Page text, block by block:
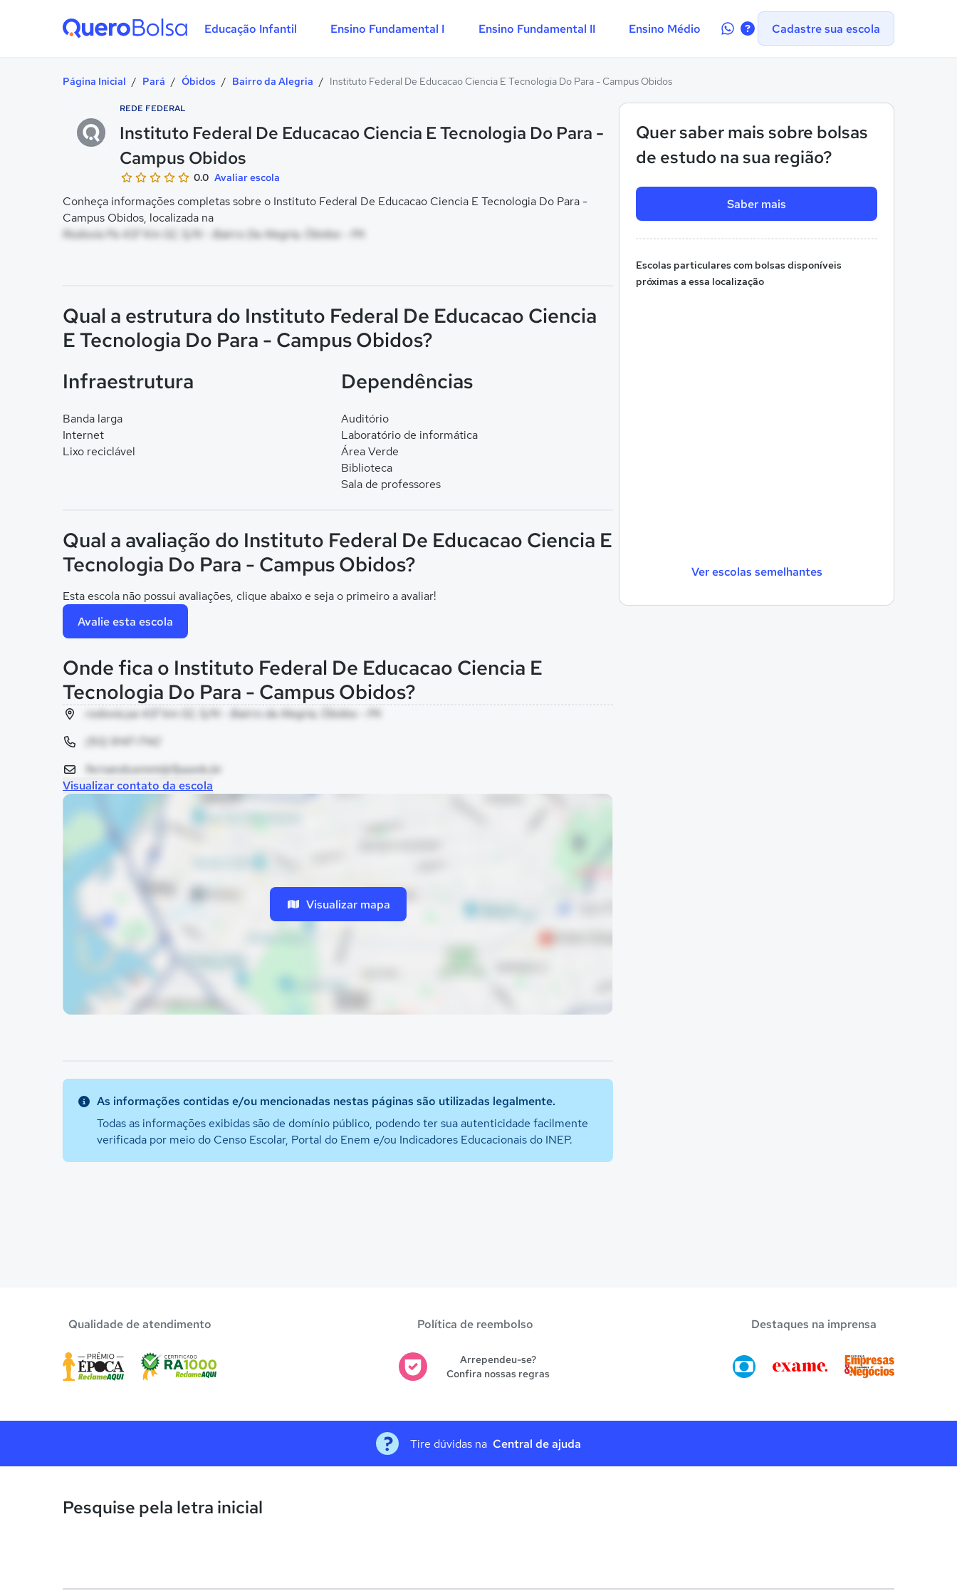
Educação Infantil Ensino Fundamental I Ensino Fundamental II Ensino Médio
Contate-Cadastre sua escola
Página Inicial / Pará / Óbidos / Bairro da Alegria / Instituto Federal De Educacao Ciencia E Tecnologia Do Para - Campus Obidos
REDE FEDERAL
Instituto Federal De Educacao Ciencia E Tecnologia Do Para -
Campus Obidos
0.0 Avaliar escola
Conheça informações completas sobre o Instituto Federal De Educacao Ciencia E Tecnologia Do Para -
Campus Obidos, localizada na
Rodovia Pa 437 Km 02, S/N - Bairro Da Alegria, Óbidos - PA
Quer saber mais sobre bolsas
de estudo na sua região?
Saber mais
Escolas particulares com bolsas disponíveis
próximas a essa localização
Ver escolas semelhantes
Qual a estrutura do Instituto Federal De Educacao Ciencia
E Tecnologia Do Para - Campus Obidos?
Infraestrutura
Banda larga
Internet
Lixo reciclável
Dependências
Auditório
Laboratório de informática
Área Verde
Biblioteca
Sala de professores
Qual a avaliação do Instituto Federal De Educacao Ciencia E
Tecnologia Do Para - Campus Obidos?
Esta escola não possui avaliações, clique abaixo e seja o primeiro a avaliar!
Avalie esta escola
Onde fica o Instituto Federal De Educacao Ciencia E
Tecnologia Do Para - Campus Obidos?
rodovia pa 437 km 02, S/N - Bairro da Alegria, Óbidos - PA
(93) 9147-7142
fernando.emmi@ifpa.edu.br
Visualizar contato da escola
Visualizar mapa
As informações contidas e/ou mencionadas nestas páginas são utilizadas legalmente.
Todas as informações exibidas são de domínio público, podendo ter sua autenticidade facilmente
verificada por meio do Censo Escolar, Portal do Enem e/ou Indicadores Educacionais do INEP.
Qualidade de atendimento Política de reembolso
Arrependeu-se?
Confira nossas regras
Destaques na imprensa
Tire dúvidas na Central de ajuda
Pesquise pela letra inicial